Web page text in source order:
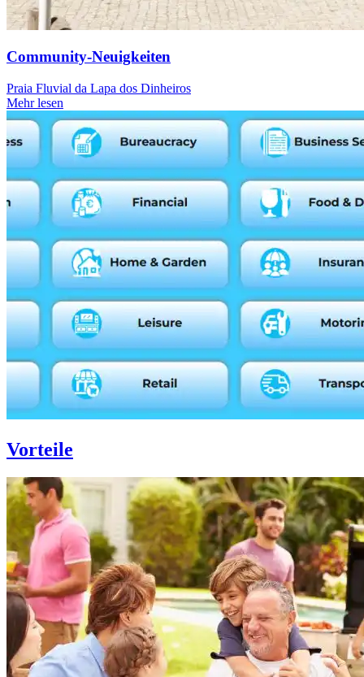
Community-Neuigkeiten
Praia Fluvial da Lapa dos Dinheiros
Mehr lesen
Vorteile